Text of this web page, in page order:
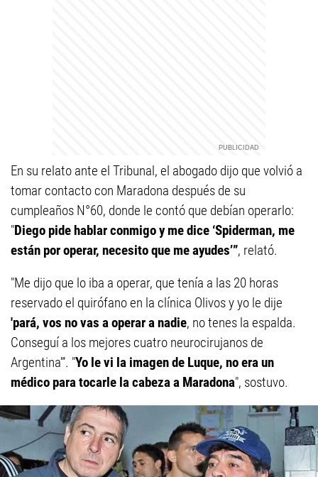
En su relato ante el Tribunal, el abogado dijo que volvió a
tomar contacto con Maradona después de su
cumpleaños N°60, donde le contó que debían operarlo:
"Diego pide hablar conmigo y me dice ‘Spiderman, me
están por operar, necesito que me ayudes’”, relató.
"Me dijo que lo iba a operar, que tenía a las 20 horas
reservado el quirófano en la clínica Olivos y yo le dije
'pará, vos no vas a operar a nadie, no tenes la espalda.
Conseguí a los mejores cuatro neurocirujanos de
Argentina'”. "Yo le vi la imagen de Luque, no era un
médico para tocarle la cabeza a Maradona", sostuvo.